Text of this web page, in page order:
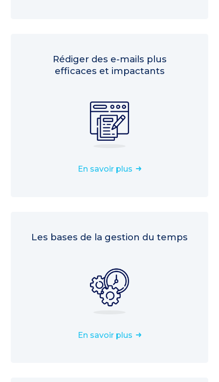
Rédiger des e-mails plus
efficaces et impactants
En savoir plus
Les bases de la gestion du temps
En savoir plus